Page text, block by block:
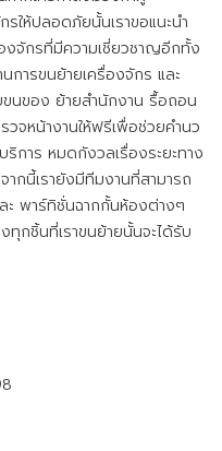
ให้ปลอดภัยนั้นเราขอแนะนำ
งจักรที่มีความเชี่ยวชาญอีกทั้ง
ารขนย้ายเครื่องจักร และ
นของ ย้ายสำนักงาน รื้อถอน
วจหน้างานให้ฟรีเพื่อช่วยคำนว
ริการ หมดกังวลเรื่องระยะทาง
ากนี้เรายังมีทีมงานที่สามารถ
ะ พาร์ทิชั่นฉากกั้นห้องต่างๆ
กชิ้นที่เราขนย้ายนั้นจะได้รับ